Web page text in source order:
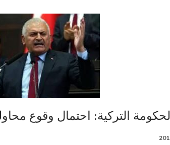
التركية: احتمال وقوع